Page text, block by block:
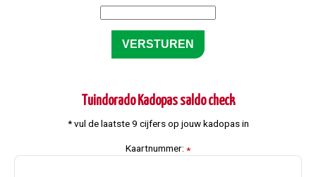
Tuindorado Kadopas saldo check
* vul de laatste 9 cijfers op jouw kadopas in
Kaartnummer: *